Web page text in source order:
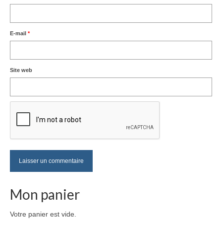
E-mail *
Site web
Mon panier
Votre panier est vide.